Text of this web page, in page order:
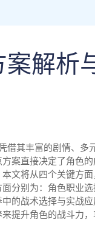
解析
借其丰富的剧情、多
案直接决定了角色
文将从四个关键方
分别为：角色职业
的战术选择与实战
提升角色的战斗力